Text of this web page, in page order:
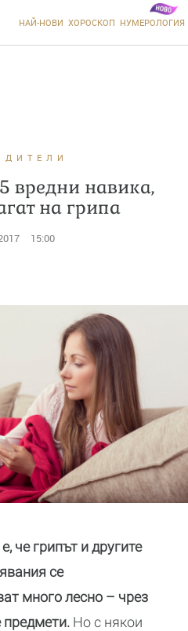
НАЙ-НОВИ ХОРОСКОП НУМЕРОЛОГИЯ
вредни навика,
на грипа
15:00
че грипът и другите
се
много лесно – чрез
предмети. Но с някои